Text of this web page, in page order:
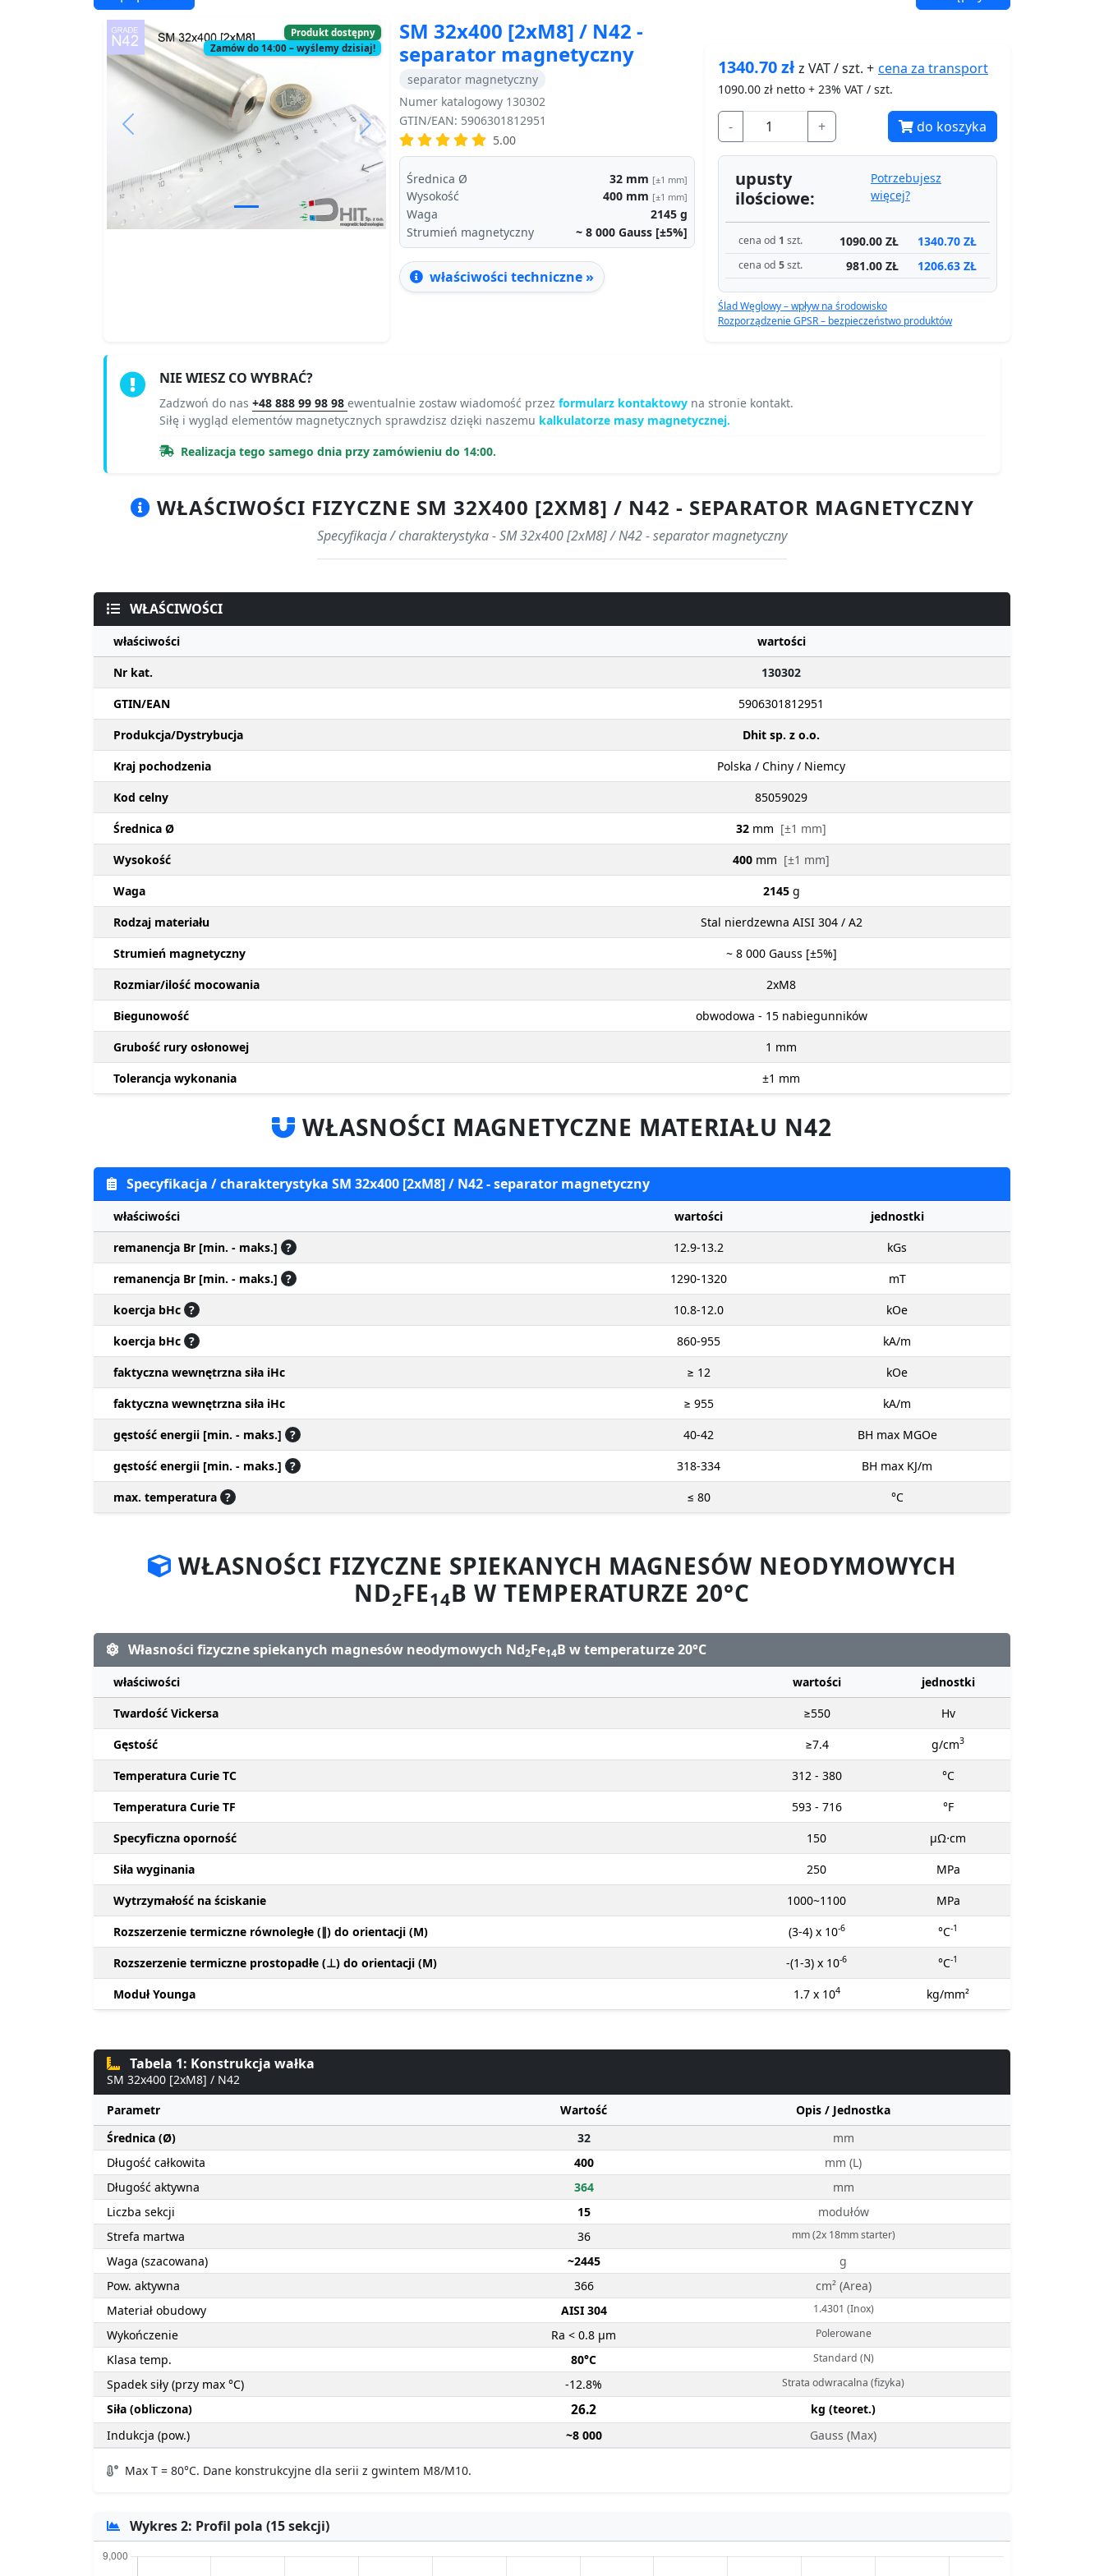
Produkt dostępny
Zamów do 14:00 – wyślemy dzisiaj!
Previous Next
SM 32x400 [2xM8] / N42 -
separator magnetyczny
separator magnetyczny
Numer katalogowy 130302
GTIN/EAN: 5906301812951
5.00
Średnica Ø 32 mm [±1 mm]
Wysokość 400 mm [±1 mm]
Waga 2145 g
Strumień magnetyczny
~ 8 000 Gauss [±5%]
właściwości techniczne »
1340.70złz VAT / szt. + cena za transport
1090.00 zł netto + 23% VAT / szt.
- + do koszyka
upusty
ilościowe:
Potrzebujesz
więcej?
cena od 1 szt. 1090.00 ZŁ 1340.70 ZŁ
cena od 5szt. 981.00 ZŁ 1206.63 ZŁ
Ślad Węglowy – wpływ na środowisko
Rozporządzenie GPSR – bezpieczeństwo produktów
NIE WIESZ CO WYBRAĆ?
Zadzwoń do nas +48 888 99 98 98 ewentualnie zostaw wiadomość przez formularz kontaktowy na stronie kontakt.
Siłę i wygląd elementów magnetycznych sprawdzisz dzięki naszemu kalkulatorze masy magnetycznej.
Realizacja tego samego dnia przy zamówieniu do 14:00.
WŁAŚCIWOŚCI FIZYCZNE SM 32X400 [2XM8] / N42 - SEPARATOR MAGNETYCZNY
Specyfikacja / charakterystyka - SM 32x400 [2xM8] / N42 - separator magnetyczny
WŁAŚCIWOŚCI
właściwości
wartości
Nr kat.
130302
GTIN/EAN
5906301812951
Produkcja/Dystrybucja
Dhit sp. z o.o.
Kraj pochodzenia
Polska / Chiny / Niemcy
Kod celny
85059029
Średnica Ø
32 mm [±1 mm]
Wysokość
400 mm [±1 mm]
Waga
2145 g
Rodzaj materiału
Stal nierdzewna AISI 304 / A2
Strumień magnetyczny
~ 8 000 Gauss [±5%]
Rozmiar/ilość mocowania
2xM8
Biegunowość
obwodowa - 15 nabiegunników
Grubość rury osłonowej
1 mm
Tolerancja wykonania
±1 mm
WŁASNOŚCI MAGNETYCZNE MATERIAŁU N42
Specyfikacja / charakterystyka SM 32x400 [2xM8] / N42 - separator magnetyczny
właściwości wartości
jednostki
remanencja Br [min. - maks.] ? 12.9-13.2
kGs
remanencja Br [min. - maks.] ? 1290-1320
mT
koercja bHc ? 10.8-12.0
kOe
koercja bHc ? 860-955
kA/m
faktyczna wewnętrzna siła iHc
≥ 12
kOe
faktyczna wewnętrzna siła iHc
≥ 955
kA/m
gęstość energii [min. - maks.] ? 40-42
BH max MGOe
gęstość energii [min. - maks.] ? 318-334
BH max KJ/m
max. temperatura ? ≤ 80 °C
WŁASNOŚCI FIZYCZNE SPIEKANYCH MAGNESÓW NEODYMOWYCH
ND2FE14B W TEMPERATURZE 20°C
Własności fizyczne spiekanych magnesów neodymowych Nd2Fe14B w temperaturze 20°C
właściwości wartości
jednostki
Twardość Vickersa
≥550
Hv
Gęstość
≥7.4 g/cm3
Temperatura Curie TC 312 - 380
°C
Temperatura Curie TF
593 - 716
°F
Specyficzna oporność
150
μΩ⋅cm
Siła wyginania
250
MPa
Wytrzymałość na ściskanie
1000~1100
MPa
Rozszerzenie termiczne równoległe (∥) do orientacji (M)
(3-4) x 10-6 °C-1
Rozszerzenie termiczne prostopadłe (⊥) do orientacji (M) -(1-3) x 10-6 °C-1
Moduł Younga 1.7 x 104 kg/mm²
Tabela 1: Konstrukcja wałka
SM 32x400 [2xM8] / N42
Parametr
Wartość
Opis / Jednostka
Średnica (Ø)
32
mm
Długość całkowita
400
mm (L)
Długość aktywna
364
mm
Liczba sekcji
15
modułów
Strefa martwa
36 mm (2x 18mm starter)
Waga (szacowana) ~2445
g
Pow. aktywna
366
cm² (Area)
Materiał obudowy
AISI 304 1.4301 (Inox)
Wykończenie Ra < 0.8 µm Polerowane
Klasa temp. 80°C Standard (N)
Spadek siły (przy max °C) -12.8% Strata odwracalna (fizyka)
Siła (obliczona) 26.2
kg (teoret.)
Indukcja (pow.)
~8 000 Gauss (Max)
Max T = 80°C. Dane konstrukcyjne dla serii z gwintem M8/M10.
Wykres 2: Profil pola (15 sekcji)